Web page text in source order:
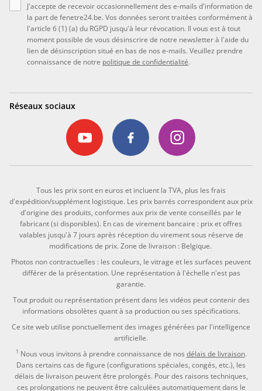
J'accepte de recevoir occasionnellement des e-mails d'information de
la part de fenetre24.be. Vos données seront traitées conformément à
l'article 6 (1) (a) du RGPD jusqu'à leur révocation. Il vous est à tout
moment possible de vous désinscrire de notre newsletter à l'aide du
lien de désinscription situé en bas de nos e-mails. Veuillez prendre
connaissance de notre politique de confidentialité.
Réseaux sociaux
Tous les prix sont en euros et incluent la TVA, plus les frais
d'expédition/supplément logistique. Les prix barrés correspondent aux prix
d'origine des produits, conformes aux prix de vente conseillés par le
fabricant (si disponibles). En cas de virement bancaire : prix et offres
valables jusqu'à 7 jours après réception du virement sous réserve de
modifications de prix. Zone de livraison : Belgique.
Photos non contractuelles : les couleurs, le vitrage et les surfaces peuvent
différer de la présentation. Une représentation à l'échelle n'est pas
garantie.
Tout produit ou représentation présent dans les vidéos peut contenir des
informations obsolètes quant à sa production ou ses spécifications.
Ce site web utilise ponctuellement des images générées par l'intelligence
artificielle.
1 Nous vous invitons à prendre connaissance de nos délais de livraison.
Dans certains cas de figure (configurations spéciales, congés, etc.), les
délais de livraison peuvent être prolongés. Pour des raisons techniques,
ces prolongations ne peuvent être calculées automatiquement dans le